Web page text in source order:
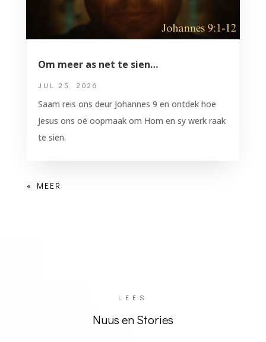
Om meer as net te sien…
JUL 25, 2026
Saam reis ons deur Johannes 9 en ontdek hoe
Jesus ons oë oopmaak om Hom en sy werk raak
te sien.
LEES
Nuus en Stories